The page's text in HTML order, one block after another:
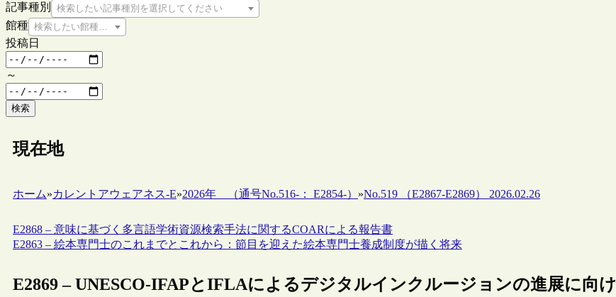
記事種別
検索したい記事種別を選択してください
館種 検索したい館種を選択してください
投稿日
～
検索
現在地
ホーム»カレントアウェアネス-E»2026年 （通号No.516-： E2854-） »No.519 （E2867-E2869） 2026.02.26
E2868 – 意味に基づく多言語学術資源検索手法に関するCOARによる報告書
E2863 – 絵本専門士のこれまでとこれから：節目を迎えた絵本専門士養成制度が描く将来
E2869 – UNESCO-IFAPとIFLAによるデジタルインクルージョンの進展に向け